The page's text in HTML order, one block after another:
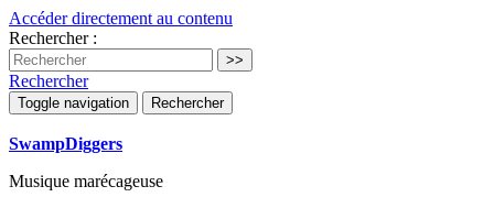
Accéder directement au contenu
Rechercher :
Rechercher
Toggle navigation Rechercher
SwampDiggers
Musique marécageuse